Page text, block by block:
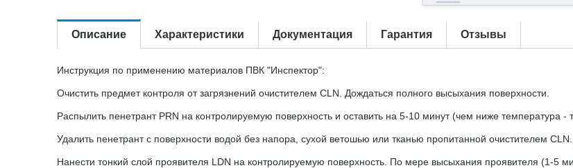
Описание Характеристики Документация Гарантия Отзывы
Инструкция по применению материалов ПВК "Инспектор":
Очистить предмет контроля от загрязнений очистителем CLN. Дождаться полного высыхания поверхности.
Распылить пенетрант PRN на контролируемую поверхность и оставить на 5-10 минут (чем ниже температура
Удалить пенетрант с поверхности водой без напора, сухой ветошью или тканью пропитанной очистителем
Нанести тонкий слой проявителя LDN на контролируемую поверхность. По мере высыхания проявителя (1-5